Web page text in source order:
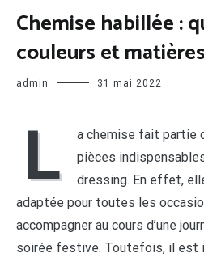
Chemise habillée :
couleurs et
admin 31 mai 2022
L
a chemise fait partie
pièces
dressing. En effet,
adaptée pour toutes les
accompagner au cours d’une
soirée festive. Toutefois, il est